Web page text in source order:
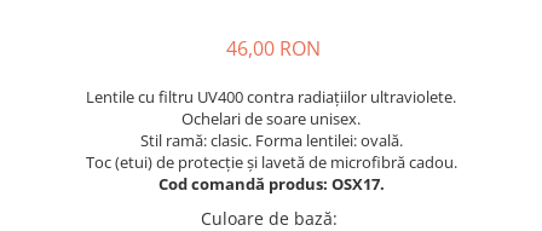
Produse de cult religios
46,00 RON
Lentile cu filtru UV400 contra radiațiilor ultraviolete.
Ochelari de soare unisex.
Stil ramă: clasic. Forma lentilei: ovală.
Toc (etui) de protecție și lavetă de microfibră cadou.
Cod comandă produs: OSX17.
Culoare de bază: